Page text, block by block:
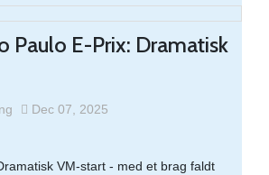
Paulo E-Prix: Dramatisk
Dec 07, 2025
VM-start - med et brag faldt